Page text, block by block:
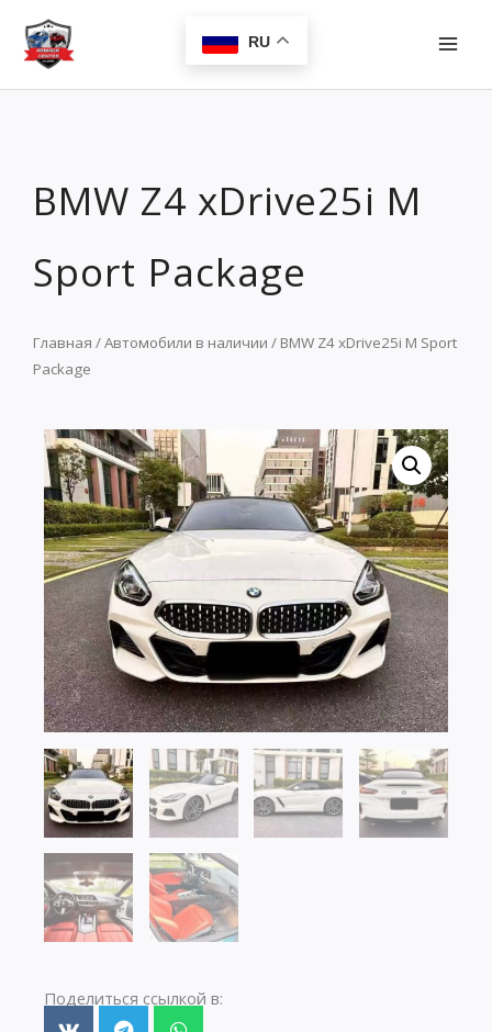
Перейти
содержимому
RU
BMW Z4 xDrive25i M
Sport Package
Главная /Автомобили в наличии / BMW Z4 xDrive25i M Sport
Package
Поделиться ссылкой в: